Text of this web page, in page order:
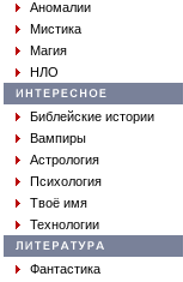
Аномалии
Мистика
Магия
НЛО
Библейские истории
Вампиры
Астрология
Психология
Твоё имя
Технологии
Фантастика